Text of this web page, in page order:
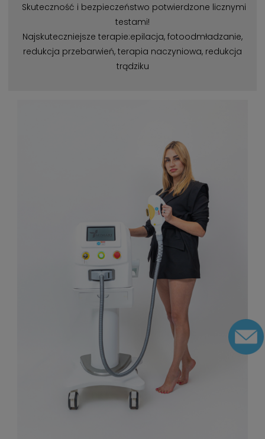
Skuteczność i bezpieczeństwo potwierdzone licznymi
testami!
Najskuteczniejsze terapie:epilacja, fotoodmładzanie,
redukcja przebarwień, terapia naczyniowa, redukcja
trądziku